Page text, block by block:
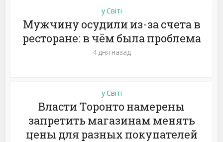
у Світі
Мужчину осудили из-за счета в
ресторане: в чём была проблема
4 дня назад
у Світі
Власти Торонто намерены
запретить магазинам менять
цены для разных покупателей